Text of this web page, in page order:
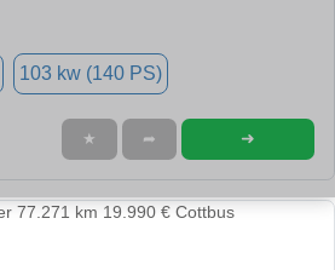
103 kw (140 PS)
★ ➦ ➜